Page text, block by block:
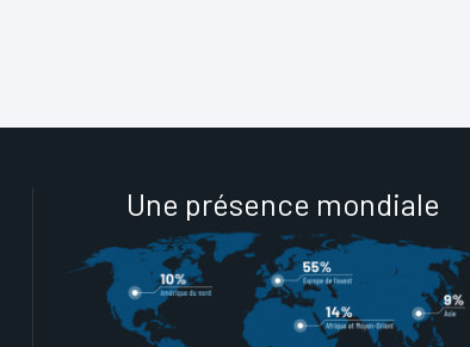
Une présence mondiale